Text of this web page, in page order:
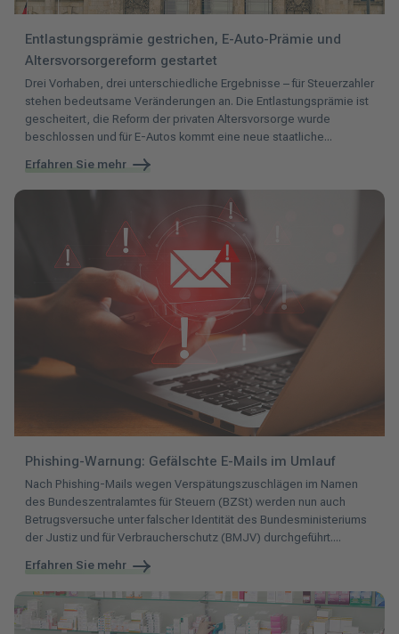
Entlastungsprämie gestrichen, E-Auto-Prämie und
Altersvorsorgereform gestartet
Drei Vorhaben, drei unterschiedliche Ergebnisse – für Steuerzahler
stehen bedeutsame Veränderungen an. Die Entlastungsprämie ist
gescheitert, die Reform der privaten Altersvorsorge wurde
beschlossen und für E-Autos kommt eine neue staatliche...
Erfahren Sie mehr
Phishing-Warnung: Gefälschte E-Mails im Umlauf
Nach Phishing-Mails wegen Verspätungszuschlägen im Namen
des Bundeszentralamtes für Steuern (BZSt) werden nun auch
Betrugsversuche unter falscher Identität des Bundesministeriums
der Justiz und für Verbraucherschutz (BMJV) durchgeführt....
Erfahren Sie mehr